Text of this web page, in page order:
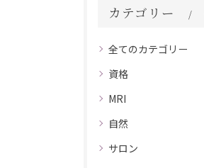
カテゴリー
全てのカテゴリー
資格
MRI
自然
サロン